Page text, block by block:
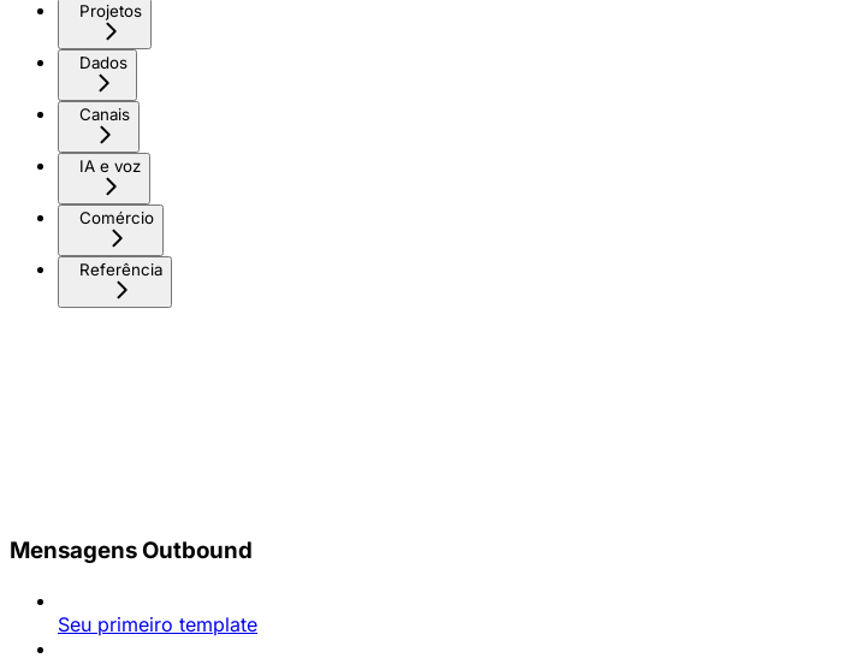
Projetos
Dados
Canais
IA e voz
Comércio
Referência
Mensagens Outbound
Seu primeiro template